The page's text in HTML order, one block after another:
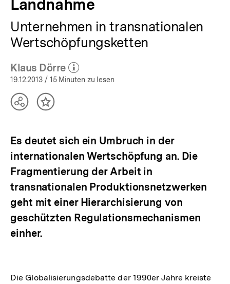
Landnahme
Unternehmen in transnationalen
Wertschöpfungsketten
Klaus Dörre
(Mehr zum Autor)
öffnen
19.12.2013 / 15 Minuten zu lesen
TeilenInhalt
Es deutet sich ein Umbruch in der
internationalen Wertschöpfung an. Die
Fragmentierung der Arbeit in
transnationalen Produktionsnetzwerken
geht mit einer Hierarchisierung von
geschützten Regulationsmechanismen
einher.
Die Globalisierungsdebatte der 1990er Jahre kreiste